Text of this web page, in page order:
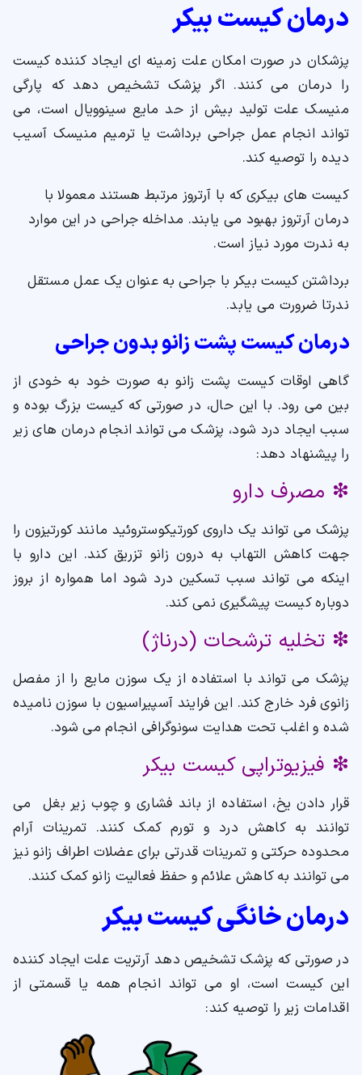
درمان کیست بیکر
پزشکان در صورت امکان علت زمینه ای ایجاد کننده کیست
را درمان می کنند. اگر پزشک تشخیص دهد که پارگی
منیسک علت تولید بیش از حد مایع سینوویال است، می
تواند انجام عمل جراحی برداشت یا ترمیم منیسک آسیب
دیده را توصیه کند.
کیست های بیکری که با آرتروز مرتبط هستند معمولا با
درمان آرتروز بهبود می یابند. مداخله جراحی در این موارد
به ندرت مورد نیاز است.
برداشتن کیست بیکر با جراحی به عنوان یک عمل مستقل
ندرتا ضرورت می یابد.
درمان کیست پشت زانو بدون جراحی
گاهی اوقات کیست پشت زانو به صورت خود به خودی از
بین می رود. با این حال، در صورتی که کیست بزرگ بوده و
سبب ایجاد درد شود، پزشک می تواند انجام درمان های زیر
را پیشنهاد دهد:
❇ مصرف دارو
پزشک می تواند یک داروی کورتیکوستروئید مانند کورتیزون را
جهت کاهش التهاب به درون زانو تزریق کند. این دارو با
اینکه می تواند سبب تسکین درد شود اما همواره از بروز
دوباره کیست پیشگیری نمی کند.
❇ تخلیه ترشحات (درناژ)
پزشک می تواند با استفاده از یک سوزن مایع را از مفصل
زانوی فرد خارج کند. این فرایند آسپیراسیون با سوزن نامیده
شده و اغلب تحت هدایت سونوگرافی انجام می شود.
❇ فیزیوتراپی کیست بیکر
قرار دادن یخ، استفاده از باند فشاری و چوب زیر بغل می
توانند به کاهش درد و تورم کمک کنند. تمرینات آرام
محدوده حرکتی و تمرینات قدرتی برای عضلات اطراف زانو نیز
می توانند به کاهش علائم و حفظ فعالیت زانو کمک کنند.
درمان خانگی کیست بیکر
در صورتی که پزشک تشخیص دهد آرتریت علت ایجاد کننده
این کیست است، او می تواند انجام همه یا قسمتی از
اقدامات زیر را توصیه کند: